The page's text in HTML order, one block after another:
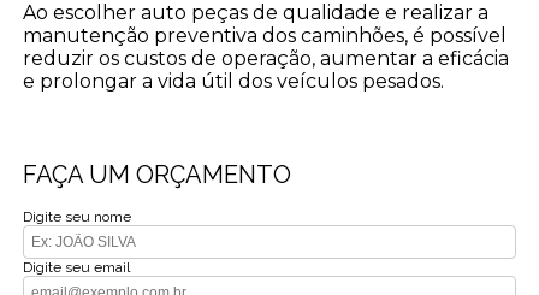
Ao escolher auto peças de qualidade e realizar a
manutenção preventiva dos caminhões, é possível
reduzir os custos de operação, aumentar a eficácia
e prolongar a vida útil dos veículos pesados.
FAÇA UM ORÇAMENTO
Digite seu nome
Digite seu email